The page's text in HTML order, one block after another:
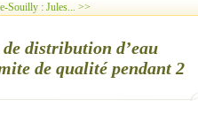
Souilly : Jules... >>
distribution d’eau
de qualité pendant 2